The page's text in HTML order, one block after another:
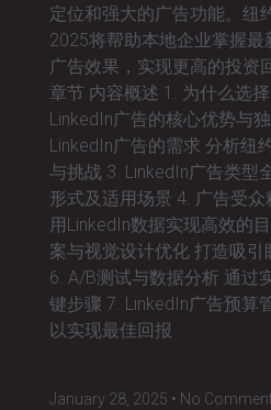
定位和强大的广告功能。纽
2025将帮助本地企业掌握
广告效果，实现更高的投资
章节 内容概述 1. 为什么选
LinkedIn广告的核心优势与
LinkedIn广告的需求 分析纽
与挑战 3. LinkedIn广告类型
形式及适用场景 4. 广告受众
用LinkedIn数据实现高效的
案与视觉设计优化 打造吸
6. A/B测试与数据分析 通过
键步骤 7. LinkedIn广告预算
以实现最佳回报
January 28, 2025 No